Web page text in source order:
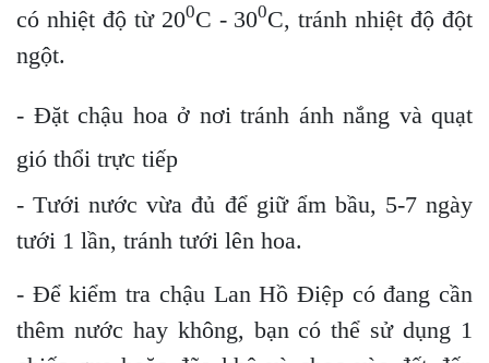
có nhiệt độ từ 200C - 300C, tránh nhiệt độ đột
ngột.
- Đặt chậu hoa ở nơi tránh ánh nắng và quạt
gió thổi trực tiếp
- Tưới nước vừa đủ để giữ ẩm bầu, 5-7 ngày
tưới 1 lần, tránh tưới lên hoa.
- Để kiểm tra chậu Lan Hồ Điệp có đang cần
thêm nước hay không, bạn có thể sử dụng 1